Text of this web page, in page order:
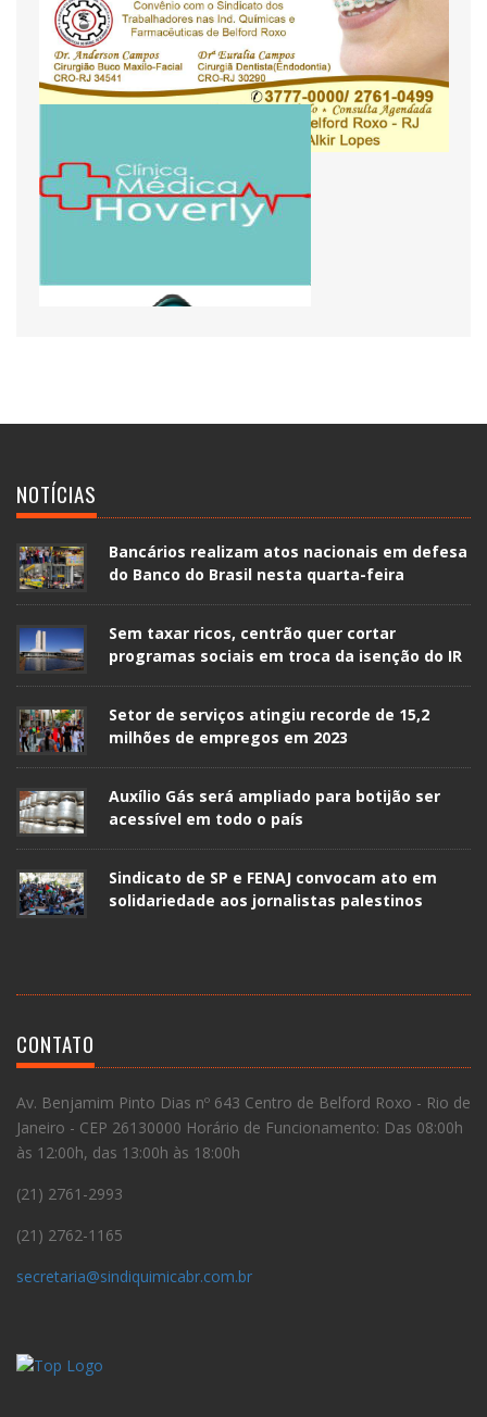
NOTÍCIAS
Bancários realizam atos nacionais em defesa
do Banco do Brasil nesta quarta-feira
Sem taxar ricos, centrão quer cortar
programas sociais em troca da isenção do IR
Setor de serviços atingiu recorde de 15,2
milhões de empregos em 2023
Auxílio Gás será ampliado para botijão ser
acessível em todo o país
Sindicato de SP e FENAJ convocam ato em
solidariedade aos jornalistas palestinos
CONTATO
Av. Benjamim Pinto Dias nº 643 Centro de Belford Roxo - Rio de
Janeiro - CEP 26130000 Horário de Funcionamento: Das 08:00h
às 12:00h, das 13:00h às 18:00h
(21) 2761-2993
(21) 2762-1165
secretaria@sindiquimicabr.com.br